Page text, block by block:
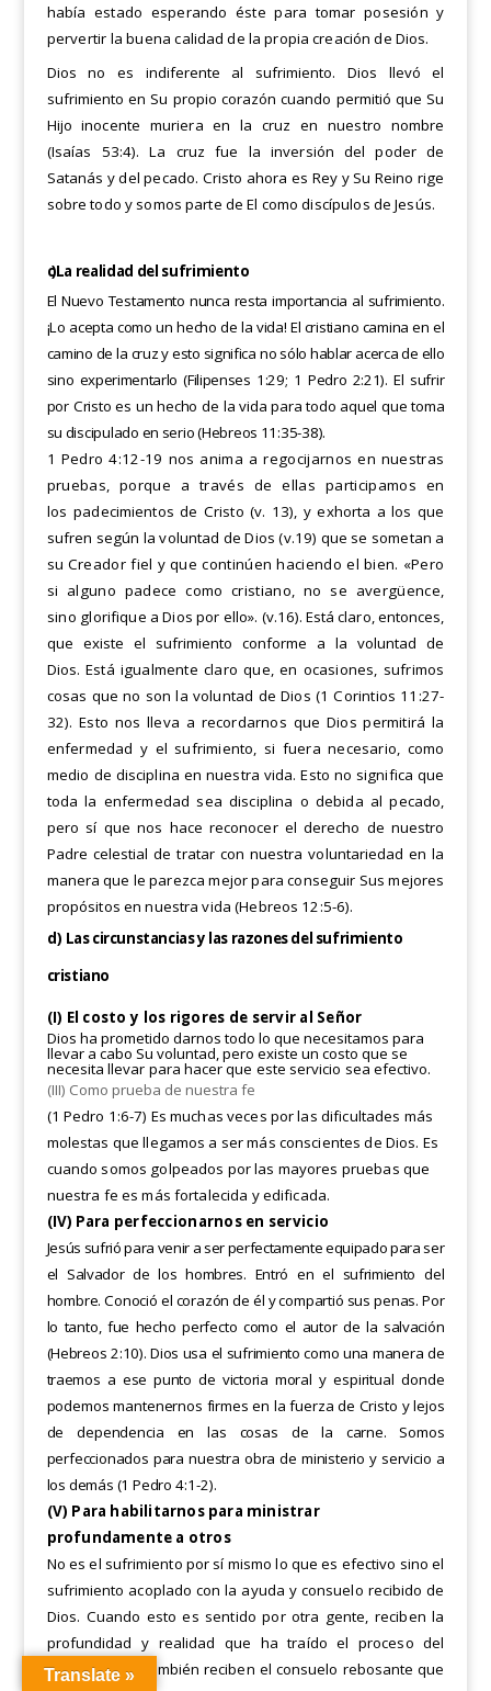
había estado esperando éste para tomar posesión y
pervertir la buenacalidad de la propia creación de Dios.
Dios no es indiferente al sufrimiento. Dios llevó el
sufrimiento en Su propio corazón cuando permitió que Su
Hijoinocente muriera en la cruz en nuestro nombre
(Isaías 53:4). La cruz fue la inversión del poder de
Satanás y del pecado. Cristo ahora es Rey y Su Reino rige
sobre todo y somos parte de El como discípulos de Jesús.
c)La realidad del sufrimiento
El Nuevo Testamento nunca resta importancia al sufrimiento.
¡Lo acepta como un hecho de la vida! El cristiano caminaen el
camino de la cruz y esto significa no sólo hablar acerca de ello
sino experimentarlo (Filipenses 1:29; 1 Pedro 2:21).El sufrir
por Cristo es un hecho de la vida para todo aquel que toma
su discipulado en serio (Hebreos 11:35-38).
1 Pedro 4:12-19 nos anima a regocijarnos en nuestras
pruebas, porque a través de ellas participamos en
lospadecimientos de Cristo (v. 13), y exhorta a los que
sufren según la voluntad de Dios (v.19) que se sometan a
su Creador fiel y que continúen haciendo el bien. «Pero
si alguno padece como cristiano, no se avergüence,
sino glorifique a Dios por ello». (v.16). Está claro, entonces,
que existe el sufrimiento conforme a la voluntad de
Dios. Está igualmente claro que, en ocasiones, sufrimos
cosas que no son la voluntad de Dios (1 Corintios 11:27-
32). Esto nos lleva a recordarnos que Dios permitirá la
enfermedad y el sufrimiento, si fuera necesario, como
medio de disciplina en nuestra vida. Esto no significa que
toda la enfermedad sea disciplina o debida al pecado,
pero sí que nos hace reconocer el derecho de nuestro
Padre celestial de tratar con nuestra voluntariedad en la
manera que le parezca mejor para conseguir Sus mejores
propósitos en nuestra vida (Hebreos 12:5-6).
d) Las circunstancias y las razones del sufrimiento
cristiano
(I) El costo y los rigores de servir al Señor
Dios ha prometido darnos todo lo que necesitamos para
llevar a cabo Su voluntad, pero existe un costo que se
necesita llevar para hacer que este servicio sea efectivo.
(III) Como prueba de nuestra fe
(1 Pedro 1:6-7) Es muchas veces por las dificultades más
molestas que llegamos a ser más conscientes de Dios. Es
cuando somos golpeados por las mayores pruebas que
nuestra fe es más fortalecida y edificada.
(IV) Para perfeccionarnos en servicio
Jesús sufrió para venir a ser perfectamente equipado para ser
el Salvador de los hombres. Entró en el sufrimientodel
hombre. Conoció el corazón de él y compartió sus penas. Por
lo tanto, fue hecho perfecto como el autor de la salvación
(Hebreos 2:10). Dios usa el sufrimiento como una manera de
traemos a ese punto de victoria moral y espiritual donde
podemos mantenernos firmes en la fuerza de Cristo y lejos
de dependencia en las cosas dela carne. Somos
perfeccionados para nuestra obra de ministerio y servicio a
los demás (1 Pedro 4:1-2).
(V) Para habilitarnos para ministrar
profundamente a otros
No es el sufrimiento por sí mismo lo que es efectivo sino el
sufrimiento acoplado con la ayuda y consuelo recibido de
Dios. Cuando esto es sentido por otra gente, reciben la
profundidad y realidad que ha traído el proceso del
sufrimiento, y también reciben el consuelo rebosante que
Translate »